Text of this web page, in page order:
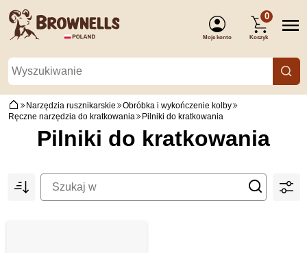
Moje konto
0
Koszyk
Narzędzia rusznikarskie
Obróbka i wykończenie kolby
Ręczne narzędzia do kratkowania
Pilniki do kratkowania
Pilniki do kratkowania